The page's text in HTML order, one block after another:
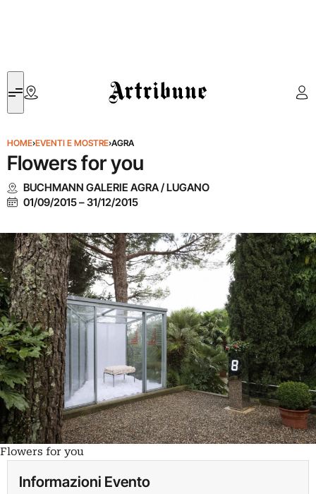
Artribune
HOME›EVENTI E MOSTRE›AGRA
Flowers for you
BUCHMANN GALERIE AGRA / LUGANO
01/09/2015–31/12/2015
Flowers for you
Informazioni Evento